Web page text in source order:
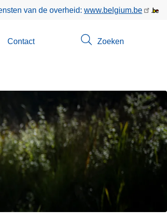
van de overheid: www.belgium.be
Contact Zoeken